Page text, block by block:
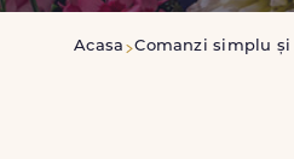
Acasa Comanzi simplu și